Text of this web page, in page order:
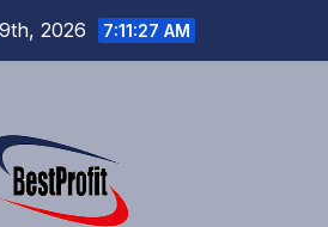
2026 7:11:28 AM